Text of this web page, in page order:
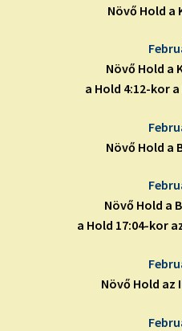
Növő Hold a
Növő Hold a
a Hold 4:12-kor
Növő Hold a
Növő Hold a
a Hold 17:04-kor
Növő Hold az